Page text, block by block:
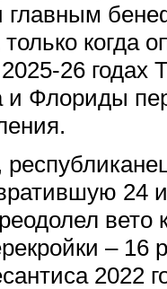
главным
когда
26 годах
и Флориды
24
– 16
2022